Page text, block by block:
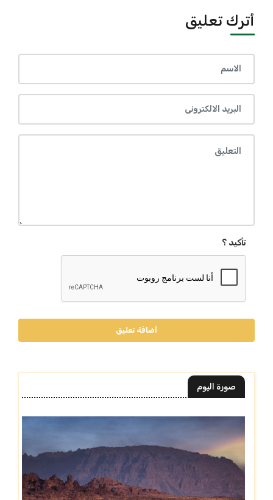
أترك تعليق
تأكيد ؟
أضافة تعليق
صورة اليوم